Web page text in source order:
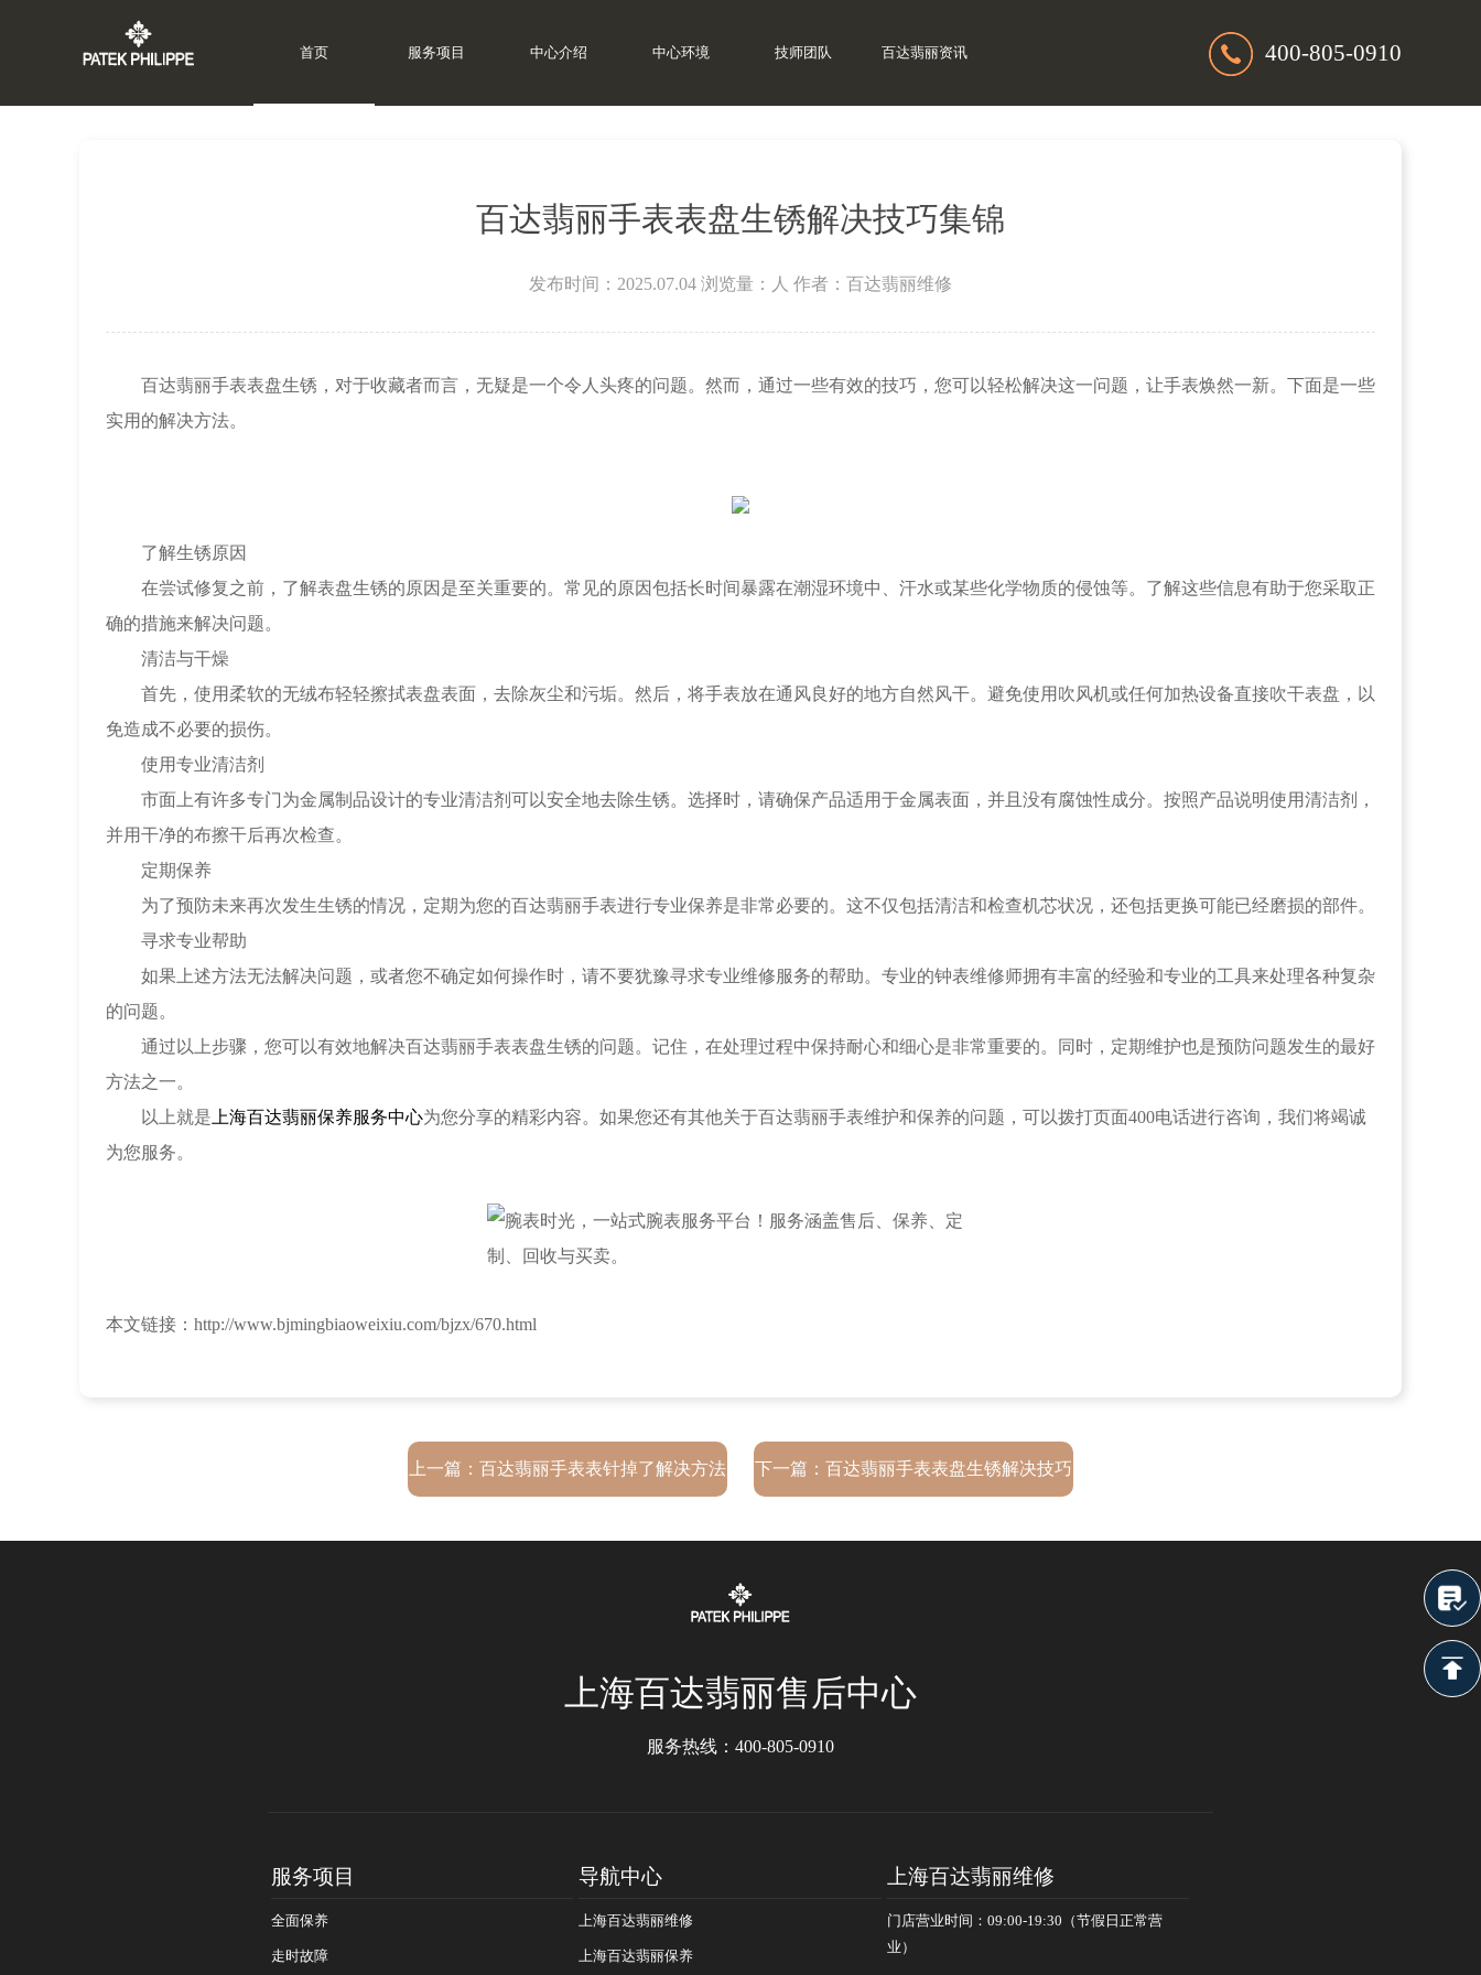
首页 服务项目 中心介绍 中心环境 技师团队 百达翡丽资讯 400-805-0910
百达翡丽手表表盘生锈解决技巧集锦
发布时间：2025.07.04 浏览量： 人 作者：百达翡丽维修
百达翡丽手表表盘生锈，对于收藏者而言，无疑是一个令人头疼的问题。然而，通过一些有效的技巧，您可以轻松解决这一问题，让手表焕然一新。下面是一些
实用的解决方法。
了解生锈原因
在尝试修复之前，了解表盘生锈的原因是至关重要的。常见的原因包括长时间暴露在潮湿环境中、汗水或某些化学物质的侵蚀等。了解这些信息有助于您采取正
确的措施来解决问题。
清洁与干燥
首先，使用柔软的无绒布轻轻擦拭表盘表面，去除灰尘和污垢。然后，将手表放在通风良好的地方自然风干。避免使用吹风机或任何加热设备直接吹干表盘，以
免造成不必要的损伤。
使用专业清洁剂
市面上有许多专门为金属制品设计的专业清洁剂可以安全地去除生锈。选择时，请确保产品适用于金属表面，并且没有腐蚀性成分。按照产品说明使用清洁剂，
并用干净的布擦干后再次检查。
定期保养
为了预防未来再次发生生锈的情况，定期为您的百达翡丽手表进行专业保养是非常必要的。这不仅包括清洁和检查机芯状况，还包括更换可能已经磨损的部件。
寻求专业帮助
如果上述方法无法解决问题，或者您不确定如何操作时，请不要犹豫寻求专业维修服务的帮助。专业的钟表维修师拥有丰富的经验和专业的工具来处理各种复杂
的问题。
通过以上步骤，您可以有效地解决百达翡丽手表表盘生锈的问题。记住，在处理过程中保持耐心和细心是非常重要的。同时，定期维护也是预防问题发生的最好
方法之一。
以上就是 上海百达翡丽保养服务中心为您分享的精彩内容。如果您还有其他关于百达翡丽手表维护和保养的问题，可以拨打页面400电话进行咨询，我们将竭诚
为您服务。
本文链接：http://www.bjmingbiaoweixiu.com/bjzx/670.html
上一篇： 百达翡丽手表表针掉了解决方法 下一篇：百达翡丽手表表盘生锈解决技巧
上海百达翡丽售后中心
服务热线： 400-805-0910
服务项目
全面保养
走时故障
导航中心
上海百达翡丽维修
上海百达翡丽保养
上海百达翡丽维修
门店营业时间：09:00-19:30（节假日正常营
业）